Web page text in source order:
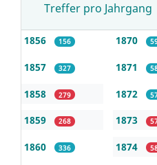
Treffer pro Jahrgang
1856 156
1857 327
1858 279
1859 268
1860 336
1870
1871
1872
1873
1874